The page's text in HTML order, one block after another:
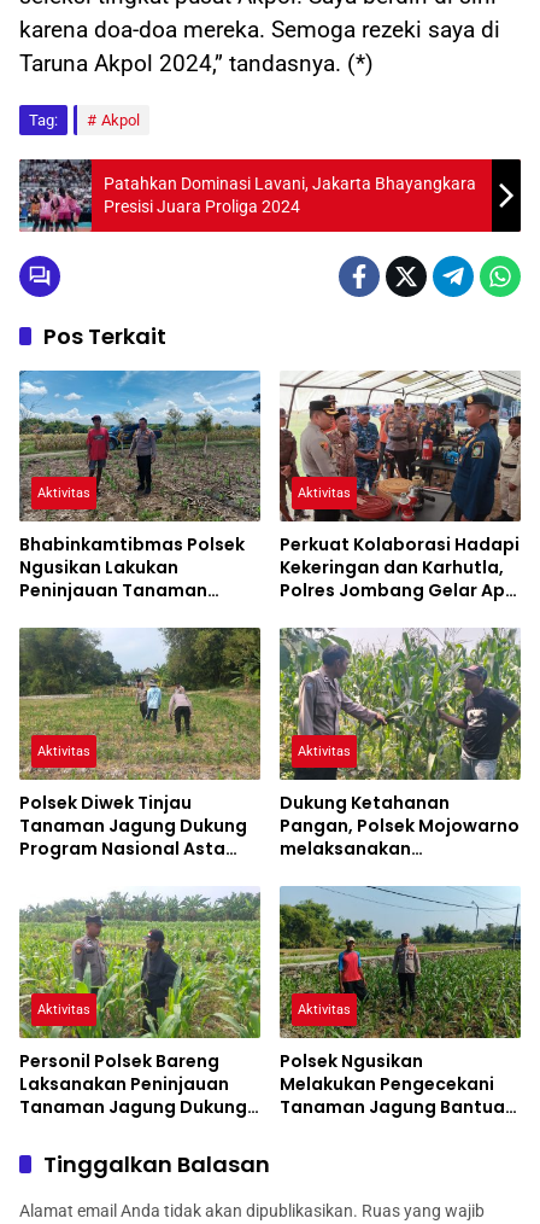
karena doa-doa mereka. Semoga rezeki saya di
Taruna Akpol 2024,” tandasnya. (*)
Tag: Akpol
Patahkan Dominasi Lavani, Jakarta Bhayangkara
Presisi Juara Proliga 2024
Pos Terkait
Aktivitas
Bhabinkamtibmas Polsek
Ngusikan Lakukan
Peninjauan Tanaman
Mendukung Ketahanan
Pangan
Aktivitas
Perkuat Kolaborasi Hadapi
Kekeringan dan Karhutla,
Polres Jombang Gelar Apel
Aktivitas
Polsek Diwek Tinjau
Tanaman Jagung Dukung
Program Nasional Asta
Aktivitas
Dukung Ketahanan
Pangan, Polsek Mojowarno
melaksanakan
Jagung
Aktivitas
Personil Polsek Bareng
Laksanakan Peninjauan
Tanaman Jagung Dukung
Pangan
Aktivitas
Polsek Ngusikan
Melakukan Pengecekani
Tanaman Jagung Bantuan
Tinggalkan Balasan
Alamat email Anda tidak akan dipublikasikan. Ruas yang wajib